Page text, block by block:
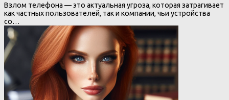
Взлом телефона — это актуальная угроза, которая затрагивает
как частных пользователей, так и компании, чьи устройства
со…